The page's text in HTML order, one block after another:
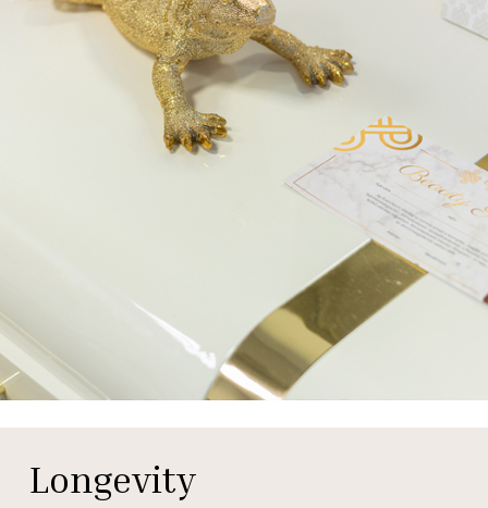
Longevity